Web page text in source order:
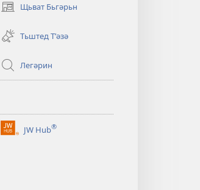
Щьват Бьгәрьн
(opens
window)Тьштед Тʹәзә
Легәрин
JW Hub®
(opens